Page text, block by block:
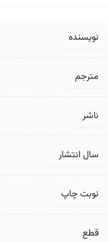
نویسنده
مترجم
ناشر
سال انتشار
نوبت چاپ
قطع